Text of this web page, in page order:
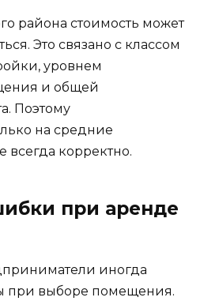
района стоимость может
Это связано с классом
уровнем
и общей
Поэтому
на средние
всегда корректно.
при аренде
иногда
при выборе помещения.